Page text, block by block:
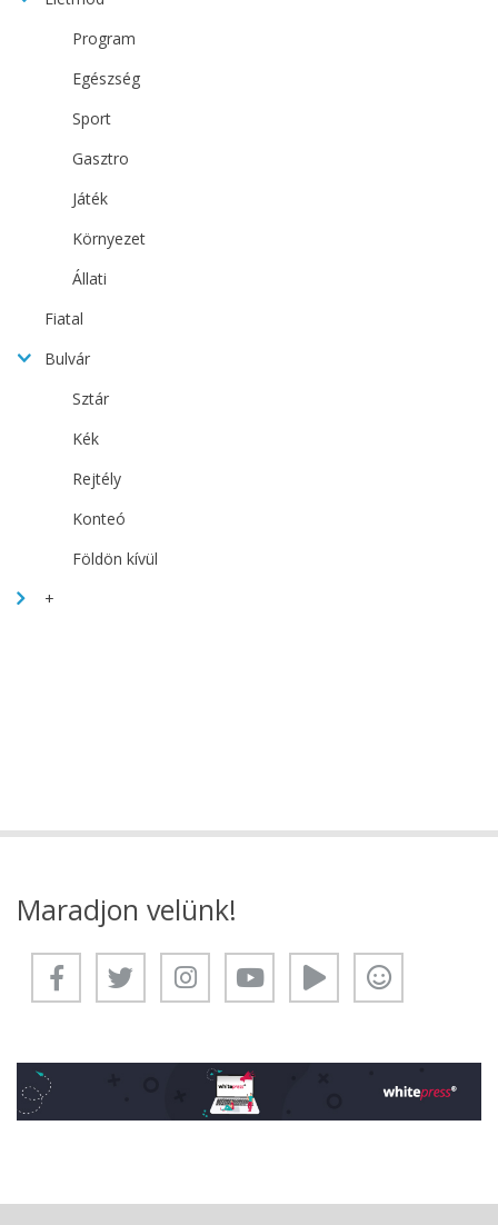
Program
Egészség
Sport
Gasztro
Játék
Környezet
Állati
Fiatal
Bulvár
Sztár
Kék
Rejtély
Konteó
Földön kívül
+
Maradjon velünk!